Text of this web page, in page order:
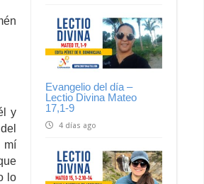
Evangelio del día –
Lectio Divina Mateo
17,1-9
4 días ago
y
mí
lo